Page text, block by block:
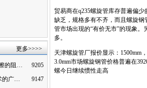
更多>>>>
的阻…
9205
的广…
9147
贸易商在q235螺旋管库存普遍偏
缺乏，规格多有不齐，而且螺旋
管市场出现的“有价无市”的现象
多。
天津螺旋管厂报价显示：1500mm
3.0mm市场螺旋钢管价格普遍在
螺今日继续惯性走高